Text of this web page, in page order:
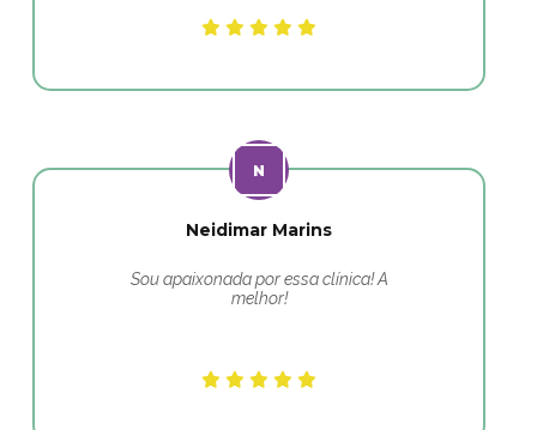
Neidimar Marins
Sou apaixonada por essa clínica! A
melhor!